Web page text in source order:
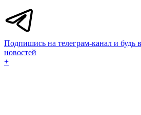
Подпишись на телеграм-канал и будь
новостей
+